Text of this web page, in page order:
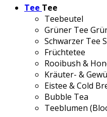
Tee Tee
Teebeutel
Grüner Tee
Schwarzer Tee
Früchtetee
Rooibush &
Kräuter- &
Eistee & Cold
Bubble Tea
Teeblumen